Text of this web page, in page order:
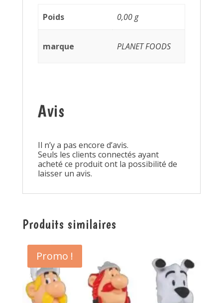
Poids 0,00 g
marque PLANET FOODS
Avis
Il n’y a pas encore d’avis.
Seuls les clients connectés ayant
acheté ce produit ont la possibilité de
laisser un avis.
Produits similaires
Promo !